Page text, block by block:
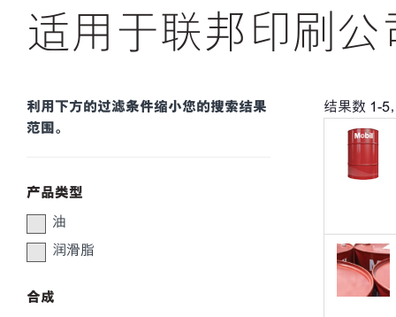
适用于联邦印刷
利用下方的过滤条件缩小您的搜索结果
范围。
产品类型
油
润滑脂
合成
结果数 1-5